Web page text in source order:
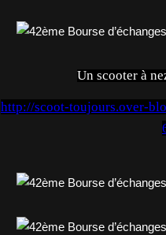
Un scooter à
http://scoot-toujours.over-